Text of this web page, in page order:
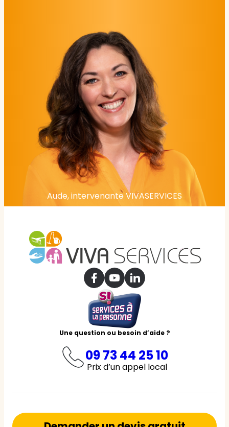
Aude, intervenante VIVASERVICES
Une question ou besoin d’aide ?
09 73 44 25 10
Prix d’un appel local